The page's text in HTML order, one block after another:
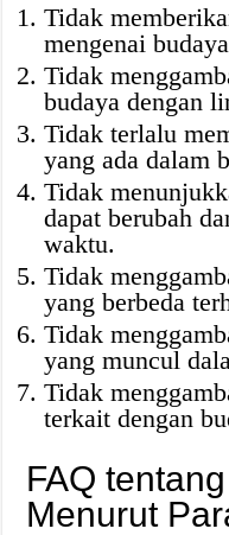
Tidak
mengenai
Tidak
budaya dengan
Tidak terlalu
yang ada dalam
Tidak
dapat berubah
waktu.
Tidak
yang berbeda
Tidak
yang muncul
Tidak
terkait dengan
FAQ
Menurut